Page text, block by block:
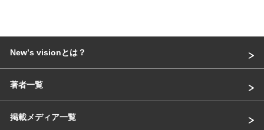
Newʼs visionとは？
著者一覧
掲載メディア一覧